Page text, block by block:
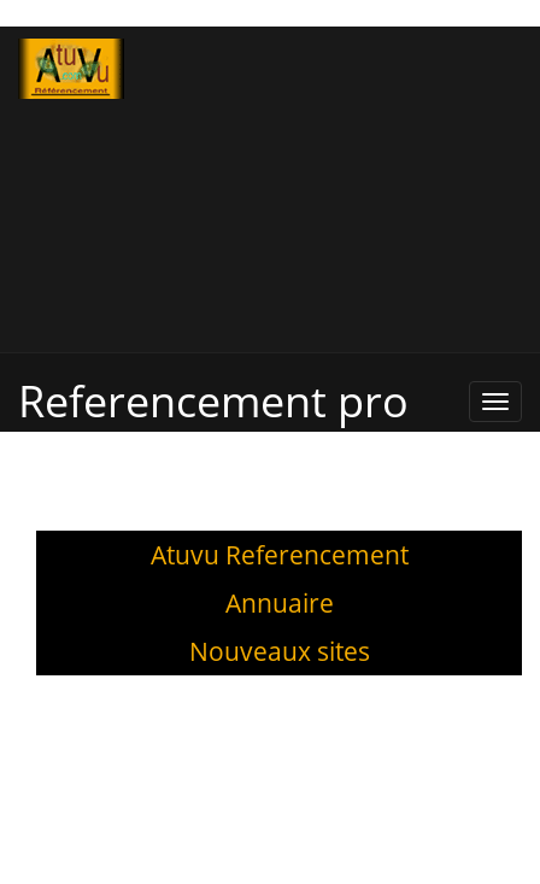
Pro,
Referencement pro
Atuvu Referencement
Annuaire
Nouveaux sites